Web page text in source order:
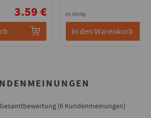
3.59 € 19.39€/kg
In den Warenkorb
Gesamtbewertung (6 Kundenmeinungen)